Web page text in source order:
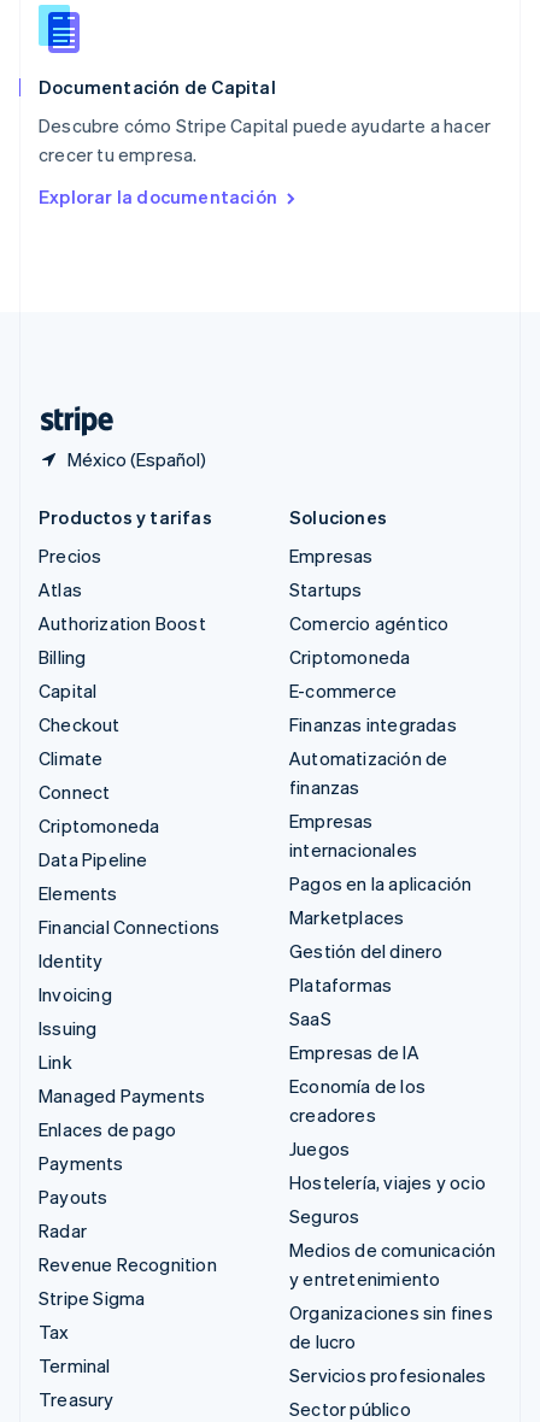
Documentación de Capital
Descubre cómo Stripe Capital puede ayudarte a hacer
crecer tu empresa.
Explorar la documentación
México (Español)
Português
RAE de Hong Kong, China
Reino Unido
República Checa
English
English
Productos y tarifas
Precios
Atlas
Authorization Boost
Billing
Capital
Checkout
Climate
Connect
Criptomoneda
Data Pipeline
Elements
Financial Connections
Identity
Invoicing
Issuing
Link
Managed Payments
Enlaces de pago
Payments
Payouts
Radar
Revenue Recognition
Stripe Sigma
Tax
Terminal
Treasury
Soluciones
Empresas
Startups
Comercio agéntico
Criptomoneda
E-commerce
Finanzas integradas
Automatización de
finanzas
Empresas
internacionales
Pagos en la aplicación
Marketplaces
Gestión del dinero
Plataformas
SaaS
Empresas de IA
Economía de los
creadores
Juegos
Hostelería, viajes y ocio
Seguros
Medios de comunicación
y entretenimiento
Organizaciones sin fines
de lucro
Servicios profesionales
Sector público